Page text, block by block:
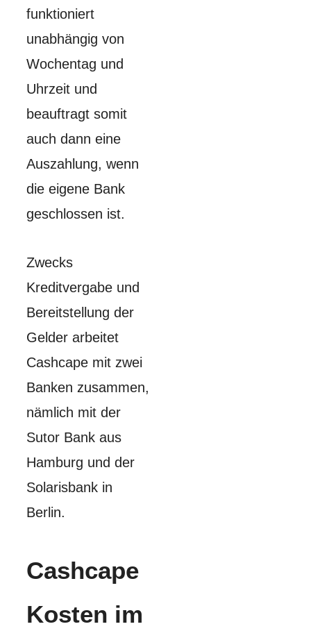
funktioniert
unabhängig von
Wochentag und
Uhrzeit und
beauftragt somit
auch dann eine
Auszahlung, wenn
die eigene Bank
geschlossen ist.
Zwecks
Kreditvergabe und
Bereitstellung der
Gelder arbeitet
Cashcape mit zwei
Banken zusammen,
nämlich mit der
Sutor Bank aus
Hamburg und der
Solarisbank in
Berlin.
Cashcape
Kosten im